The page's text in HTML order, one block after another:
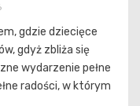
gdzie dziecięce
gdyż zbliża się
wydarzenie pełne
radości, w którym